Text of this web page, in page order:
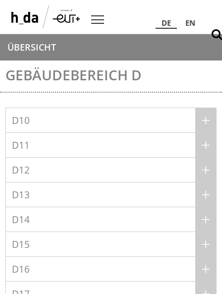
DE EN
ÜBERSICHT
GEBÄUDEBEREICH D
D10
D11
D12
D13
D14
D15
D16